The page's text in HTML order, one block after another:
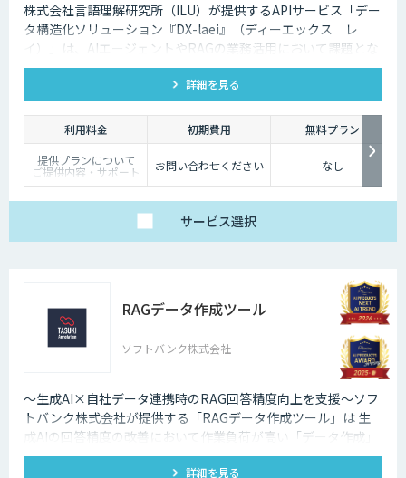
株式会社言語理解研究所（ILU）が提供するAPIサービス「デー
タ構造化ソリューション『DX-laei』（ディーエックス レ
イ）」は、AIエージェントやRAGの業務活用において課題とな
る「回答精度の低さ」や「利用者にプロンプト知識が求められ
る」といった運用上の問題に対し、日本語に特化した自然言語
処理技術でアプローチします。 「DX-laei」は、ドキュメント
の構造化処理に加え、ユーザーの質問意図を意味的に再構成
し、最適な検索クエリへ変換する機能を備えています。これに
より、生成AIの精度を左右する“入力精度”と“検索対象の整
備”の両面から、RAGやAIエージェントの回答品質を向上させ
ます。
詳細を見る
利用料金 初期費用
無料プラン
提供プランについて
ご提供内容・サポート
範囲の違いに応じて、
汎用的な高精度ドキュ
DX-laeiの基本的な機能
を、高精度でありなが
らコストを抑えてご利
用いただけます。
イズ（辞書構築・AI学
習）に対応したプラ
ン。
個社最適化すること
が含まれたドキュメン
お問い合わせください なし
サービス選択
RAGデータ作成ツール
ソフトバンク株式会社
～生成AI×自社データ連携時のRAG回答精度向上を支援～ソフ
トバンク株式会社が提供する「RAGデータ作成ツール」は 生
成AIの回答精度の改善において作業負荷が高い「データ作成」
や「回答精度評価」を ワンストップで効率化し、回答精度の向
詳細を見る